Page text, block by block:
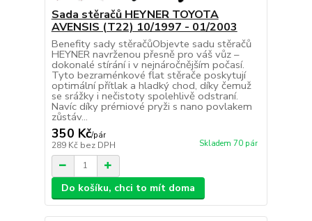
Sada stěračů HEYNER TOYOTA
AVENSIS (T22) 10/1997 - 01/2003
Benefity sady stěračůObjevte sadu stěračů
HEYNER navrženou přesně pro váš vůz –
dokonalé stírání i v nejnáročnějším počasí.
Tyto bezraménkové flat stěrače poskytují
optimální přítlak a hladký chod, díky čemuž
se srážky i nečistoty spolehlivě odstraní.
Navíc díky prémiové pryži s nano povlakem
zůstáv...
350 Kč/pár
289 Kč bez DPH Skladem 70 pár
Do košíku, chci to mít doma